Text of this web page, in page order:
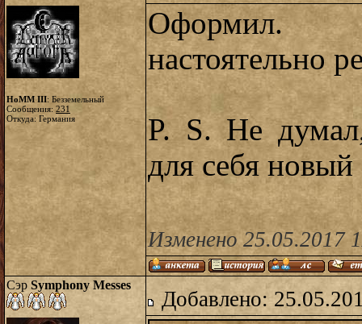
HoMM III: Безземельный
Сообщения: 231
Откуда: Германия
Оформил.
настоятельно
P. S. Не
для себя новый
Изменено 25.05.2017
Сэр Symphony Messes
Добавлено: